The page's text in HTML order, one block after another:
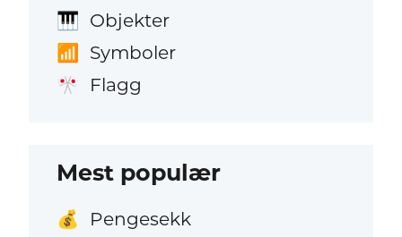
🎹 Objekter
📶 Symboler
🎌 Flagg
Mest populær
💰 Pengesekk